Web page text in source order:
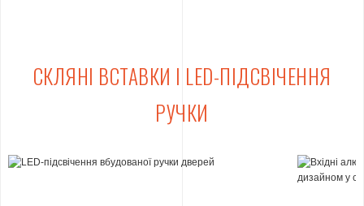
СКЛЯНІ ВСТАВКИ І LED-ПІДСВІЧЕННЯ
РУЧКИ